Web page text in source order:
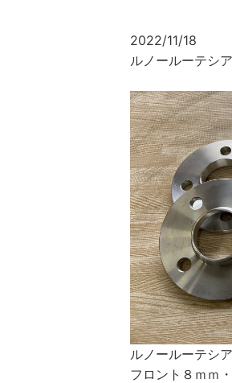
2022/11/18
ルノールーテシ
ルノールーテシ
フロント８ｍｍ